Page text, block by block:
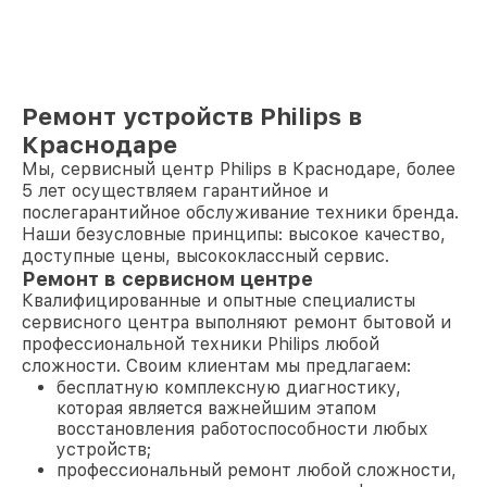
Ремонт устройств Philips в
Краснодаре
Мы, сервисный центр Philips в Краснодаре, более
5 лет осуществляем гарантийное и
послегарантийное обслуживание техники бренда.
Наши безусловные принципы: высокое качество,
доступные цены, высококлассный сервис.
Ремонт в сервисном центре
Квалифицированные и опытные специалисты
сервисного центра выполняют ремонт бытовой и
профессиональной техники Philips любой
сложности. Своим клиентам мы предлагаем:
бесплатную комплексную диагностику,
которая является важнейшим этапом
восстановления работоспособности любых
устройств;
профессиональный ремонт любой сложности,